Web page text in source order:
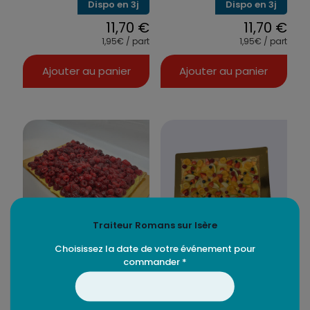
Dispo en 3j
11,70 €
1,95€ / part
Ajouter au panier
Dispo en 3j
11,70 €
1,95€ / part
Ajouter au panier
Plaque de tarte aux
framboises – 12 ou 24
Dispo en 3j
Plaque de tarte aux
fruits – 12 ou 24 parts
Traiteur Romans sur Isère
Choisissez la date de votre événement pour
commander *